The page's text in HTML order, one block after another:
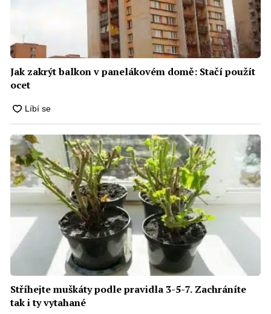
Jak zakrýt balkon v panelákovém domě: Stačí použít
ocet
Stříhejte muškáty podle pravidla 3-5-7. Zachráníte
tak i ty vytahané